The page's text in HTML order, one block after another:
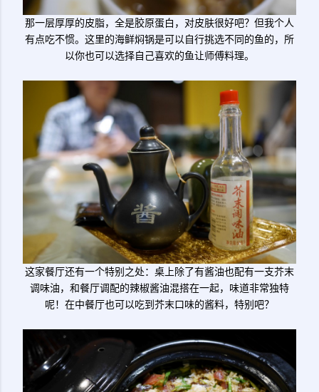
那一层厚厚的皮脂，全是胶原蛋白，对皮肤很好吧？但我个人
有点吃不惯。这里的海鲜焖锅是可以自行挑选不同的鱼的，所
以你也可以选择自己喜欢的鱼让师傅料理。
这家餐厅还有一个特别之处：桌上除了有酱油也配有一支芥末
调味油，和餐厅调配的辣椒酱油混搭在一起，味道非常独特
呢！在中餐厅也可以吃到芥末口味的酱料，特别吧？